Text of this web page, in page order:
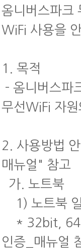
옴니버스파크
WiFi 사용을
1. 목적
- 옴니버스파
무선WiFi 자
2. 사용방법
매뉴얼" 참고
가. 노트북
1) 노트북
* 32bit,
인증_매뉴얼